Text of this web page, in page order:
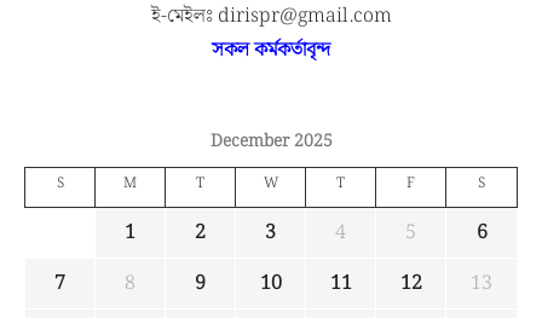
ই-মেইলঃ dirispr@gmail.com
সকল কর্মকর্তাবৃন্দ
December 2025
S M T W T F S
1 2 3 4 5
6
7
8 9 10 11 12
13